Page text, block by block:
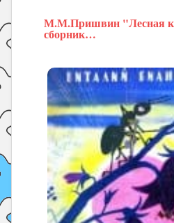
М.М.Пришвин "Лесная
сборник…